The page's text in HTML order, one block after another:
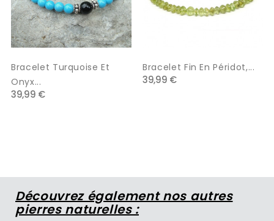
Bracelet Turquoise Et
Onyx...
39,99 €
Bracelet Fin En Péridot,...
39,99 €
Découvrez également nos autres
pierres naturelles :